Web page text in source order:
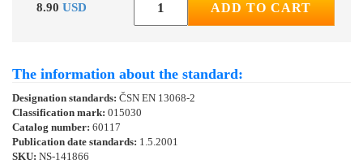
8.90 USD ADD TO CART
The information about the standard:
Designation standards: ČSN EN 13068-2
Classification mark: 015030
Catalog number: 60117
Publication date standards: 1.5.2001
SKU: NS-141866